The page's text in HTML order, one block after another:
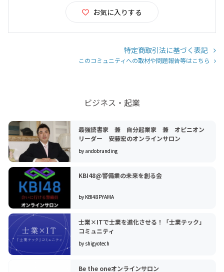
お気に入りする
特定商取引法に基づく表記
このコミュニティへの取材や問題報告等はこちら
ビジネス・起業
最強読書家 兼 自分起業家 兼 オピニオン
リーダー 安藤宏のオンラインサロン
by andobranding
KBI48@警備業の未来を創る会
by KBI48PYAMA
士業×ITで士業を進化させる！「士業テック」
コミュニティ
by shigyotech
Be the oneオンラインサロン